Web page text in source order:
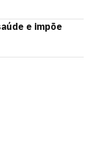
e impõe